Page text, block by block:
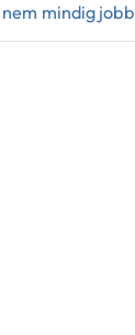
mindig jobb